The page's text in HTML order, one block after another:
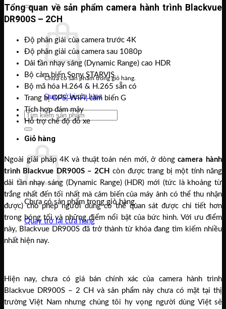
kiếm:
Giỏ hàng /0
Chưa có sản phẩm trong giỏ hàng.
Quay trở lại cửa hàng
Tìm
kiếm:
Giỏ hàng
Chưa có sản phẩm trong giỏ hàng.
Quay trở lại cửa hàng
Tổng quan về sản phẩm camera hành trình Blackvue
DR900S – 2CH
Độ phân giải của camera trước 4K
Độ phân giải của camera sau 1080p
Dải tần nhạy sáng (Dynamic Range) cao HDR
Bộ cảm biến Sony STARVIS
Bộ mã hóa H.264 & H.265 sẵn có
Trang bị GPS, WiFi, cảm biến G
Tích hợp đám mây
Hỗ trợ chế độ đỗ xe
Ngoài giải pháp 4K và thuật toán nén mới, ở dòngcamera hành
trình Blackvue DR900S – 2CH còn được trang bị một tính năng
dải tần nhạy sáng (Dynamic Range) (HDR) mới (tức là khoảng từ
trắng nhất đến tối nhất mà cảm biến của máy ảnh có thể thu nhận
được) cho phép người dùng có thể quan sát được chi tiết hơn
trong bóng tối và những điểm nổi bật của bức hình. Với ưu điểm
này, Blackvue DR900S đã trở thành từ khóa đang tìm kiếm nhiều
nhất hiện nay.
Hiện nay, chưa có giá bán chính xác của camera hành trình
Blackvue DR900S – 2 CH và sản phẩm này chưa có mặt tại thị
trường Việt Nam nhưng chúng tôi hy vọng người dùng Việt sẽ